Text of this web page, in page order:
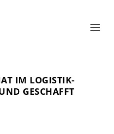
IM LOGISTIK-
GESCHAFFT